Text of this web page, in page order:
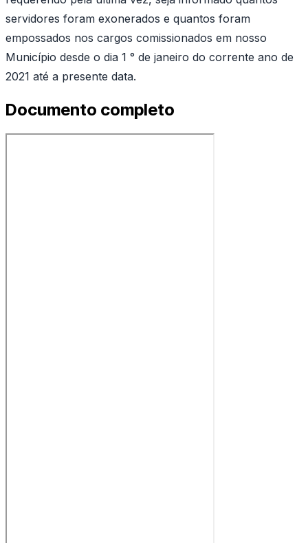
servidores foram exonerados e quantos foram
empossados nos cargos comissionados em nosso
Município desde o dia 1 ° de janeiro do corrente ano de
2021 até a presente data.
Documento completo